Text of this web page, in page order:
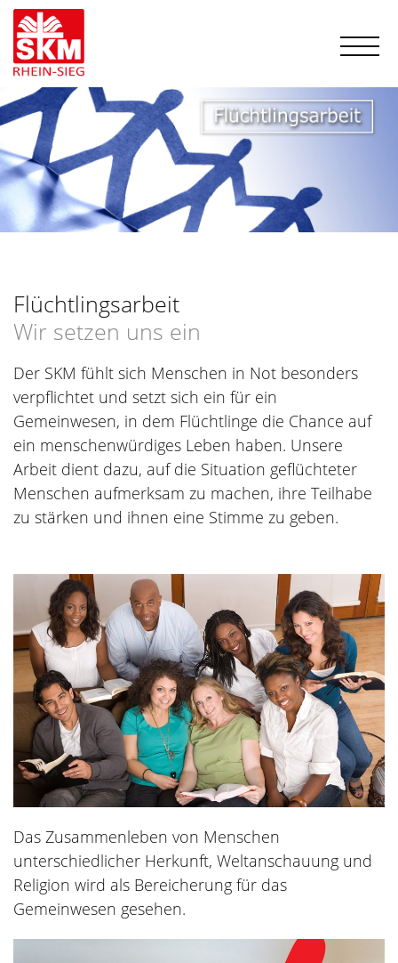
Flüchtlingsarbeit
Wir setzen uns ein
Der SKM fühlt sich Menschen in Not besonders
verpflichtet und setzt sich ein für ein
Gemeinwesen, in dem Flüchtlinge die Chance auf
ein menschenwürdiges Leben haben. Unsere
Arbeit dient dazu, auf die Situation geflüchteter
Menschen aufmerksam zu machen, ihre Teilhabe
zu stärken und ihnen eine Stimme zu geben.
Das Zusammenleben von Menschen
unterschiedlicher Herkunft, Weltanschauung und
Religion wird als Bereicherung für das
Gemeinwesen gesehen.